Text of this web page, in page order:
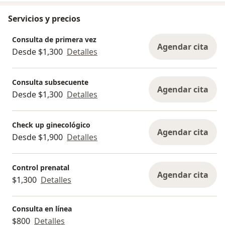
con SOP tienen resistencia a la insulina, sobre
desencadenar diabetes tipo 2.
° La alimentación es muy importante para
controlar la sintomatología del SOP. Perder peso
es clave para reducir la enfermedad. También las
niveles de insulina en sangre mayores que las
mujeres sin el SOP.
° Si tienes dudas o quieres más información,
llámanos y agenda tu cita, con gusto te
Servicios y precios
Consulta de primera vez
Desde $1,300 Detalles Agendar cita
Consulta subsecuente
Desde $1,300 Detalles Agendar cita
Check up ginecológico
Desde $1,900 Detalles Agendar cita
Control prenatal
$1,300 Detalles Agendar cita
Consulta en línea
$800 Detalles